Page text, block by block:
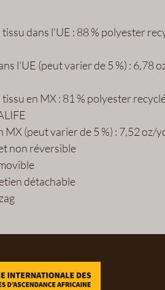
dans l'UE : 88 % polyester
l'UE (peut varier de 5 %) : 6,78
en MX : 81 % polyester
(peut varier de 5 %) : 7,52 oz/
non réversible
détachable